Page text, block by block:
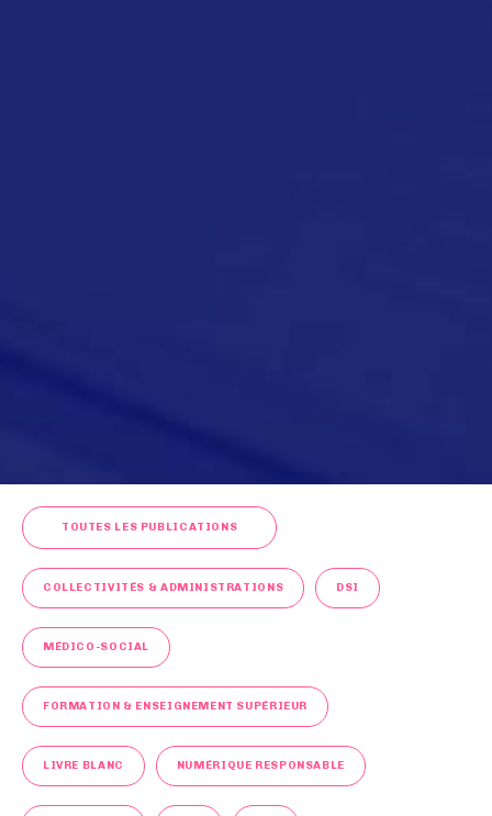
TOUTES LES PUBLICATIONS
COLLECTIVITÉS & ADMINISTRATIONS DSI
MÉDICO-SOCIAL
FORMATION & ENSEIGNEMENT SUPÉRIEUR
LIVRE BLANC NUMÉRIQUE RESPONSABLE